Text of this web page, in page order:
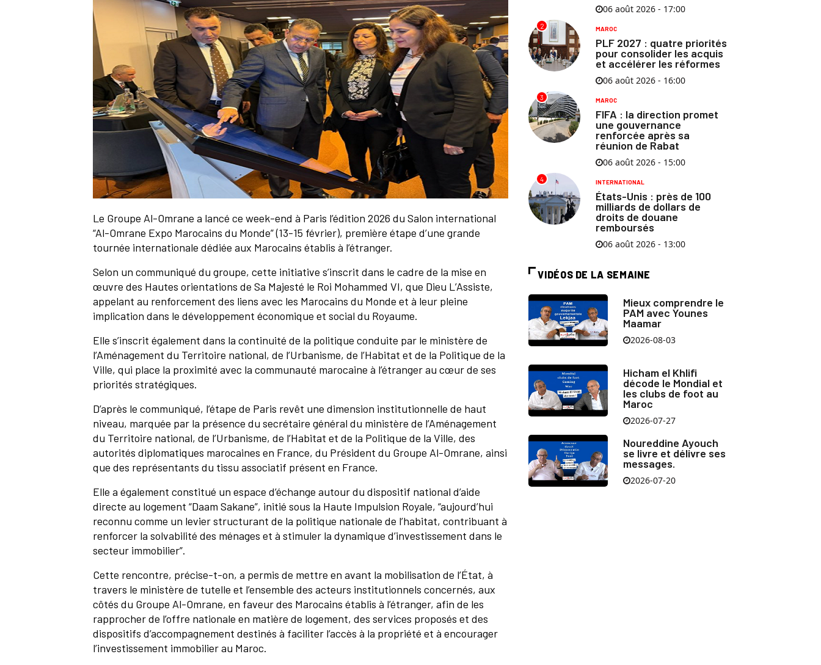
Le Groupe Al-Omrane a lancé ce week-end à Paris l’édition 2026 du Salon international
“Al-Omrane Expo Marocains du Monde” (13-15 février), première étape d’une grande
tournée internationale dédiée aux Marocains établis à l’étranger.
Selon un communiqué du groupe, cette initiative s’inscrit dans le cadre de la mise en
œuvre des Hautes orientations de Sa Majesté le Roi Mohammed VI, que Dieu L’Assiste,
appelant au renforcement des liens avec les Marocains du Monde et à leur pleine
implication dans le développement économique et social du Royaume.
Elle s’inscrit également dans la continuité de la politique conduite par le ministère de
l’Aménagement du Territoire national, de l’Urbanisme, de l’Habitat et de la Politique de la
Ville, qui place la proximité avec la communauté marocaine à l’étranger au cœur de ses
priorités stratégiques.
D’après le communiqué, l’étape de Paris revêt une dimension institutionnelle de haut
niveau, marquée par la présence du secrétaire général du ministère de l’Aménagement
du Territoire national, de l’Urbanisme, de l’Habitat et de la Politique de la Ville, des
autorités diplomatiques marocaines en France, du Président du Groupe Al-Omrane, ainsi
que des représentants du tissu associatif présent en France.
Elle a également constitué un espace d’échange autour du dispositif national d’aide
directe au logement “Daam Sakane”, initié sous la Haute Impulsion Royale, “aujourd’hui
reconnu comme un levier structurant de la politique nationale de l’habitat, contribuant à
renforcer la solvabilité des ménages et à stimuler la dynamique d’investissement dans le
secteur immobilier”.
Cette rencontre, précise-t-on, a permis de mettre en avant la mobilisation de l’État, à
travers le ministère de tutelle et l’ensemble des acteurs institutionnels concernés, aux
côtés du Groupe Al-Omrane, en faveur des Marocains établis à l’étranger, afin de les
rapprocher de l’offre nationale en matière de logement, des services proposés et des
dispositifs d’accompagnement destinés à faciliter l’accès à la propriété et à encourager
l’investissement immobilier au Maroc.
06 août 2026 - 17:00
2 MAROC
PLF 2027 : quatre priorités
pour consolider les acquis
et accélérer les réformes
06 août 2026 - 16:00
3 MAROC
FIFA : la direction promet
une gouvernance
renforcée après sa
réunion de Rabat
06 août 2026 - 15:00
4 INTERNATIONAL
États-Unis : près de 100
milliards de dollars de
droits de douane
remboursés
06 août 2026 - 13:00
VIDÉOS DE LA SEMAINE
Mieux comprendre le
PAM avec Younes
Maamar
2026-08-03
Hicham el Khlifi
décode le Mondial et
les clubs de foot au
Maroc
2026-07-27
Noureddine Ayouch
se livre et délivre ses
messages.
2026-07-20